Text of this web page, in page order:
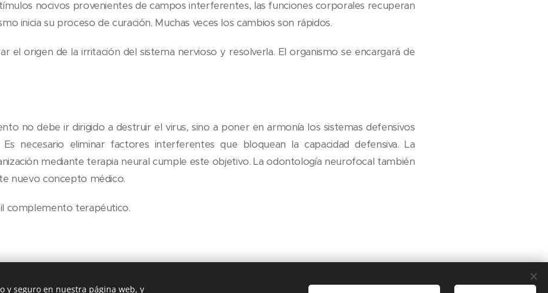
nocivos provenientes de campos interferentes, las funciones corporales recuperan
inicia su proceso de curación. Muchas veces los cambios son rápidos.
el origen de la irritación del sistema nervioso y resolverla. El organismo se encargará de
no debe ir dirigido a destruir el virus, sino a poner en armonía los sistemas defensivos
necesario eliminar factores interferentes que bloquean la capacidad defensiva. La
mediante terapia neural cumple este objetivo. La odontología neurofocal también
nuevo concepto médico.
complemento terapéutico.
y seguro en nuestra página web, y